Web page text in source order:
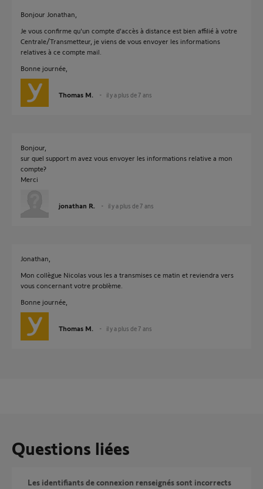
Bonjour Jonathan,
Je vous confirme qu'un compte d'accès à distance est bien affilié à votre
Centrale/Transmetteur, je viens de vous envoyer les informations
relatives à ce compte mail.
Bonne journée,
Thomas M. il y a plus de 7 ans
Bonjour,
sur quel support m avez vous envoyer les informations relative a mon
compte?
Merci
jonathan R. il y a plus de 7 ans
Jonathan,
Mon collègue Nicolas vous les a transmises ce matin et reviendra vers
vous concernant votre problème.
Bonne journée,
Thomas M. il y a plus de 7 ans
Questions liées
Les identifiants de connexion renseignés sont incorrects